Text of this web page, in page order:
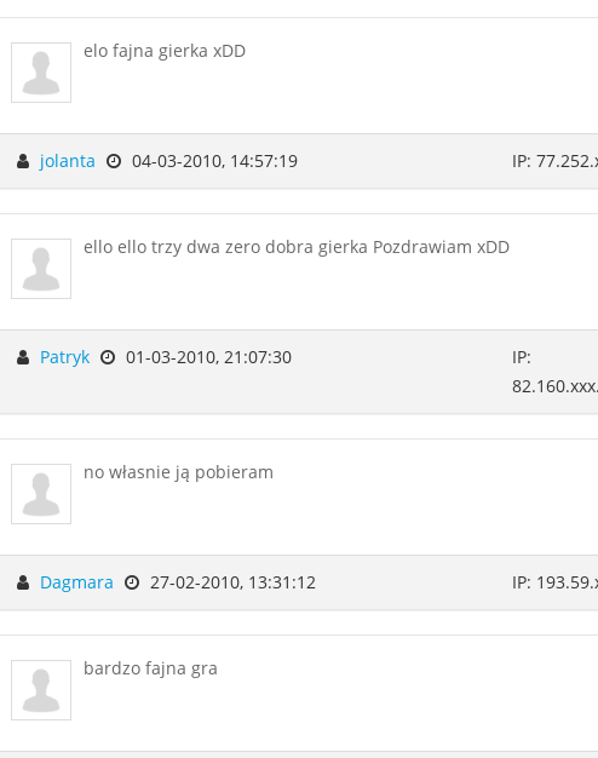
elo fajna gierka xDD
jolanta 04-03-2010, 14:57:19 IP:
ello ello trzy dwa zero dobra gierka Pozdrawiam xDD
Patryk 01-03-2010, 21:07:30
IP:
no własnie ją pobieram
Dagmara 27-02-2010, 13:31:12 IP:
bardzo fajna gra